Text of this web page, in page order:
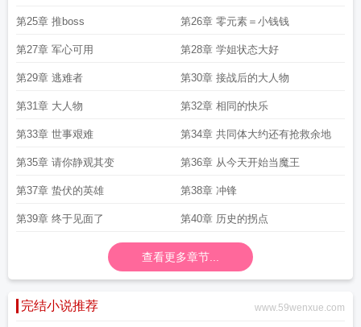
第25章 推boss 第26章 零元素＝小钱钱
第27章 军心可用 第28章 学姐状态大好
第29章 逃难者 第30章 接战后的大人物
第31章 大人物 第32章 相同的快乐
第33章 世事艰难 第34章 共同体大约还有抢救余地
第35章 请你静观其变 第36章 从今天开始当魔王
第37章 蛰伏的英雄 第38章 冲锋
第39章 终于见面了 第40章 历史的拐点
查看更多章节...
完结小说推荐 www.59wenxue.com